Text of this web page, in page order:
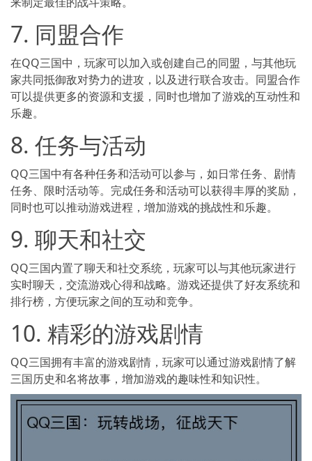
7. 同盟合作
在QQ三国中，玩家可以加入或创建自己的同盟，与其他玩
家共同抵御敌对势力的进攻，以及进行联合攻击。同盟合作
可以提供更多的资源和支援，同时也增加了游戏的互动性和
乐趣。
8. 任务与活动
QQ三国中有各种任务和活动可以参与，如日常任务、剧情
任务、限时活动等。完成任务和活动可以获得丰厚的奖励，
同时也可以推动游戏进程，增加游戏的挑战性和乐趣。
9. 聊天和社交
QQ三国内置了聊天和社交系统，玩家可以与其他玩家进行
实时聊天，交流游戏心得和战略。游戏还提供了好友系统和
排行榜，方便玩家之间的互动和竞争。
10. 精彩的游戏剧情
QQ三国拥有丰富的游戏剧情，玩家可以通过游戏剧情了解
三国历史和名将故事，增加游戏的趣味性和知识性。